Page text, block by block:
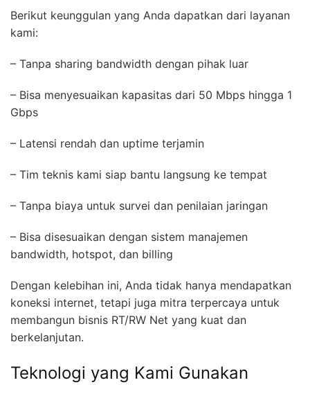
Berikut keunggulan yang Anda dapatkan dari layanan
kami:
– Tanpa sharing bandwidth dengan pihak luar
– Bisa menyesuaikan kapasitas dari 50 Mbps hingga 1
Gbps
– Latensi rendah dan uptime terjamin
– Tim teknis kami siap bantu langsung ke tempat
– Tanpa biaya untuk survei dan penilaian jaringan
– Bisa disesuaikan dengan sistem manajemen
bandwidth, hotspot, dan billing
Dengan kelebihan ini, Anda tidak hanya mendapatkan
koneksi internet, tetapi juga mitra terpercaya untuk
membangun bisnis RT/RW Net yang kuat dan
berkelanjutan.
Teknologi yang Kami Gunakan